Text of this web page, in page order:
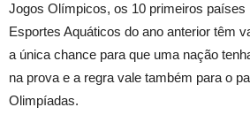
Jogos Olímpicos, os 10 primeiros países
Esportes Aquáticos do ano anterior têm
a única chance para que uma nação
na prova e a regra vale também para o
Olimpíadas.